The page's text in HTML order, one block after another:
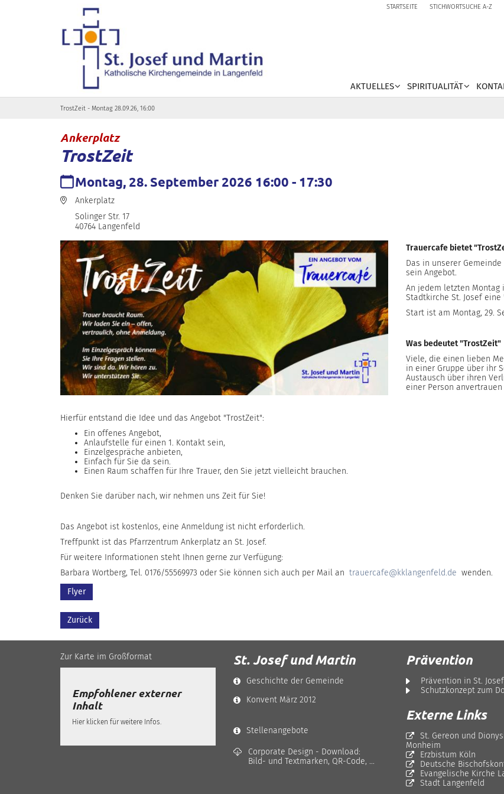
STARTSEITE STICHWORTSUCHE A-Z
AKTUELLES SPIRITUALITÄT
TrostZeit - Montag 28.09.26, 16:00
Ankerplatz:
TrostZeit
Datum:
Montag, 28. September 2026 16:00 - 17:30
Ort:
Ankerplatz
Solinger Str. 17
40764 Langenfeld
Trauercafe bietet
Das in unserer
sein Angebot.
An jedem letzten Montag
Stadtkirche St. Josef
Start ist am Montag, 29.
Was bedeutet "TrostZeit"
Viele, die einen lieben
in einer Gruppe über ihr
Austausch über ihren
einer Person
Hierfür entstand die Idee und das Angebot "TrostZeit":
Ein offenes Angebot,
Anlaufstelle für einen 1. Kontakt sein,
Einzelgespräche anbieten,
Einfach für Sie da sein.
Einen Raum schaffen für Ihre Trauer, den Sie jetzt vielleicht brauchen.
Denken Sie darüber nach, wir nehmen uns Zeit für Sie!
Das Angebot ist kostenlos, eine Anmeldung ist nicht erforderlich.
Treffpunkt ist das Pfarrzentrum Ankerplatz an St. Josef.
Für weitere Informationen steht Ihnen gerne zur Verfügung:
Barbara Wortberg, Tel. 0176/55569973 oder Sie können sich auch per Mail an trauercafe@kklangenfeld.de wenden.
Flyer
Zurück
Zur Karte im Großformat
Empfohlener externer
Inhalt
Hier klicken für weitere Infos.
St. Josef und Martin
Geschichte der Gemeinde
Konvent März 2012
Stellenangebote
Corporate Design - Download:
Bild- und Textmarken, QR-Code, ...
Prävention
Prävention in St.
Schutzkonzept zum
Externe Links
St. Gereon und
Monheim
Erzbistum Köln
Deutsche
Evangelische Kirche
Stadt Langenfeld